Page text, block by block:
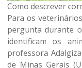
Como descrever
Para os
pergunta durante
identificam os
professora
de Minas Gerais